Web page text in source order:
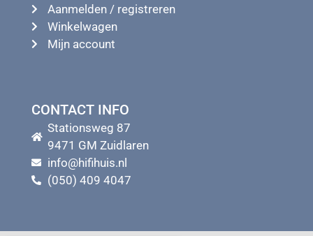
Aanmelden / registreren
Winkelwagen
Mijn account
CONTACT INFO
Stationsweg 87
9471 GM Zuidlaren
info@hifihuis.nl
(050) 409 4047